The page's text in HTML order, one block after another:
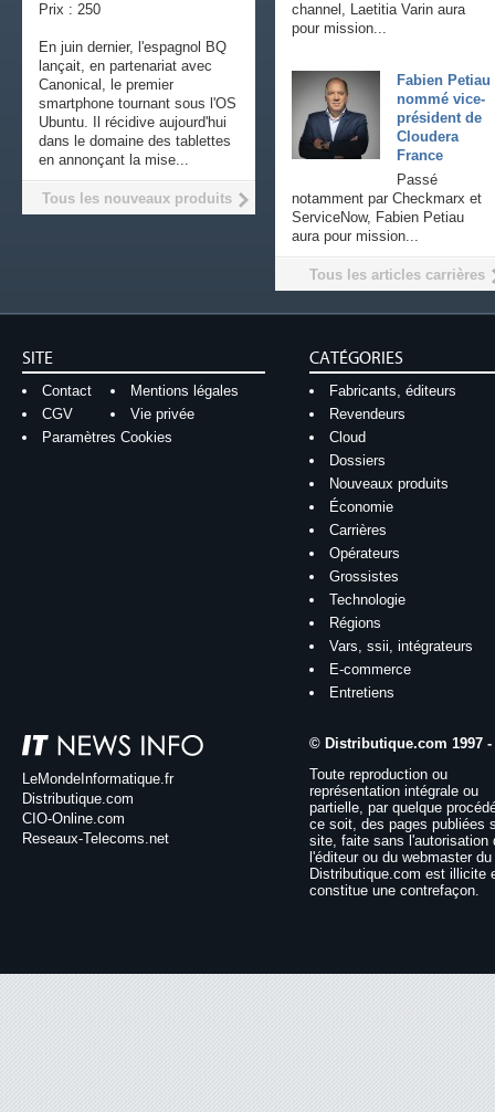
channel, Laetitia Varin aura
pour mission...
Fabien Petiau
nommé vice-
président de
Cloudera
France
Passé
notamment par Checkmarx et
ServiceNow, Fabien Petiau
aura pour mission...
Tous les articles carrières
Prix : 250
En juin dernier, l'espagnol BQ
lançait, en partenariat avec
Canonical, le premier
smartphone tournant sous l'OS
Ubuntu. Il récidive aujourd'hui
dans le domaine des tablettes
en annonçant la mise...
Tous les nouveaux produits
SITE
Contact
Mentions légales
CGV
Vie privée
Paramètres Cookies
CATÉGORIES
Fabricants, éditeurs
Revendeurs
Cloud
Dossiers
Nouveaux produits
Économie
Carrières
Opérateurs
Grossistes
Technologie
Régions
Vars, ssii, intégrateurs
E-commerce
Entretiens
LeMondeInformatique.fr
Distributique.com
CIO-Online.com
Reseaux-Telecoms.net
© Distributique.com 1997 -
Toute reproduction ou
représentation intégrale ou
partielle, par quelque
ce soit, des pages publiées
site, faite sans l'autorisation
l'éditeur ou du webmaster
Distributique.com est illicite
constitue une contrefaçon.